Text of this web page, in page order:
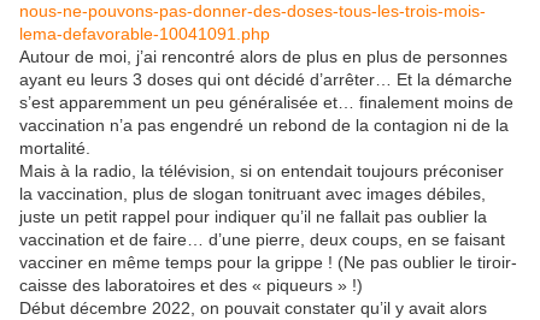
nous-ne-pouvons-pas-donner-des-doses-tous-les-trois-mois-
lema-defavorable-10041091.php
Autour de moi, j’ai rencontré alors de plus en plus de personnes
ayant eu leurs 3 doses qui ont décidé d’arrêter… Et la démarche
s’est apparemment un peu généralisée et… finalement moins de
vaccination n’a pas engendré un rebond de la contagion ni de la
mortalité.
Mais à la radio, la télévision, si on entendait toujours préconiser
la vaccination, plus de slogan tonitruant avec images débiles,
juste un petit rappel pour indiquer qu’il ne fallait pas oublier la
vaccination et de faire… d’une pierre, deux coups, en se faisant
vacciner en même temps pour la grippe ! (Ne pas oublier le tiroir-
caisse des laboratoires et des « piqueurs » !)
Début décembre 2022, on pouvait constater qu’il y avait alors